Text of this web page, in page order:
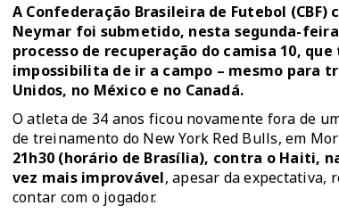
A Confederação Brasileira de Futebol
Neymar foi submetido, nesta segunda-
processo de recuperação do camisa 10,
impossibilita de ir a campo – mesmo para
Unidos, no México e no Canadá.
O atleta de 34 anos ficou novamente fora de
de treinamento do New York Red Bulls, em
21h30 (horário de Brasília), contra o Haiti,
vez mais improvável, apesar da expectativa,
contar com o jogador.